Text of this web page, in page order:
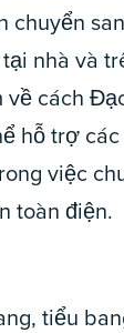
chuyển
nhà và
về cách
hỗ trợ
việc
toàn điện.
tiểu